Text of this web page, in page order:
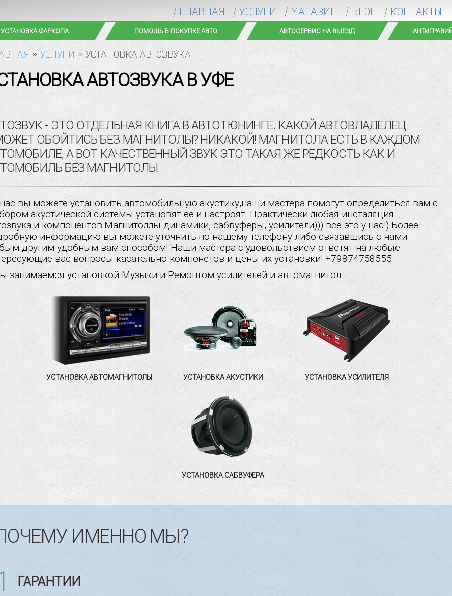
ГЛАВНАЯ УСЛУГИ МАГАЗИН БЛОГ КОНТАКТЫ
| ТОНИРОВАНИЕ АВТОСТЕКЛА ПАРКОВКА
» УСЛУГИ » УСТАНОВКА АВТОЗВУКА
АВТОЗВУКА В УФЕ
- ЭТО ОТДЕЛЬНАЯ КНИГА В АВТОТЮНИНГЕ. КАКОЙ АВТОВЛАДЕЛЕЦ
ОБОЙТИСЬ БЕЗ МАГНИТОЛЫ? НИКАКОЙ! МАГНИТОЛА ЕСТЬ В КАЖДОМ
А ВОТ КАЧЕСТВЕННЫЙ ЗВУК ЭТО ТАКАЯ ЖЕ РЕДКОСТЬ КАК И
БЕЗ МАГНИТОЛЫ.
акустической системы установят ее и настроят. Практически любая инсталяция
и компонентов.Магнитоллы динамики, сабвуферы, усилители))) все это у нас!) Более
информацию вы можете уточнить по нашему телефону либо связавшись с нами
другим удобным вам способом! Наши мастера с удовольствием ответят на любые
вас вопросы касательно компонетов и цены их установки! +79874758555
занимаемся установкой Музыки и Ремонтом усилителей и автомагнитол
УСТАНОВКА АВТОМАГНИТОЛЫ УСТАНОВКА АКУСТИКИ УСТАНОВКА УСИЛИТЕЛЯ
УСТАНОВКА САБВУФЕРА
ПОЧЕМУ ИМЕННО МЫ?
ГАРАНТИИ